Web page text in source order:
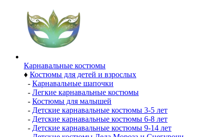
Карнавальные костюмы
♦ Костюмы для детей и взрослых
- Карнавальные шапочки
- Легкие карнавальные костюмы
- Костюмы для малышей
- Детские карнавальные костюмы 3-5 лет
- Детские карнавальные костюмы 6-8 лет
- Детские карнавальные костюмы 9-14 лет